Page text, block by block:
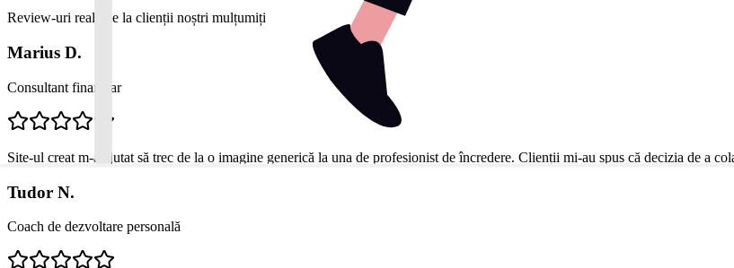
Review-uri reale de la clienții noștri mulțumiți
Marius D.
Consultant financiar
Site-ul creat m-a ajutat să trec de la o imagine generică la una de profesionist de încredere. Clienții mi-au spus că decizia de a
Tudor N.
Coach de dezvoltare personală